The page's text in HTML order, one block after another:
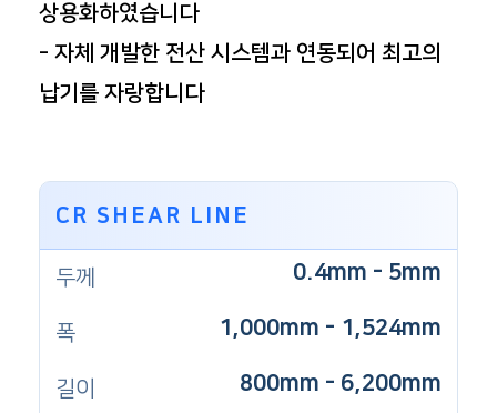
상용화하였습니다
- 자체 개발한 전산 시스템과 연동되어 최고의
납기를 자랑합니다
CR SHEAR LINE
두께 0.4mm - 5mm
폭 1,000mm - 1,524mm
길이 800mm - 6,200mm